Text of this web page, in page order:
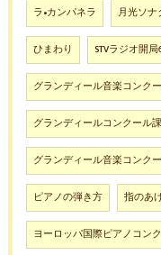
ラ•カンパネラ 月光ソナ
ひまわり STVラジオ開
グランディール音楽コンク
グランディールコンクール
グランディール音楽コンク
ピアノの弾き方 指のあ
ヨーロッパ国際ピアノコン